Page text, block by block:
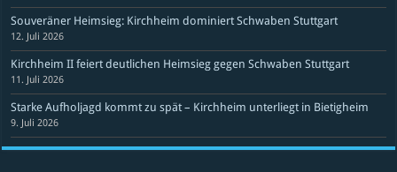
Souveräner Heimsieg: Kirchheim dominiert Schwaben Stuttgart
12. Juli 2026
Kirchheim II feiert deutlichen Heimsieg gegen Schwaben Stuttgart
11. Juli 2026
Starke Aufholjagd kommt zu spät – Kirchheim unterliegt in Bietigheim
9. Juli 2026